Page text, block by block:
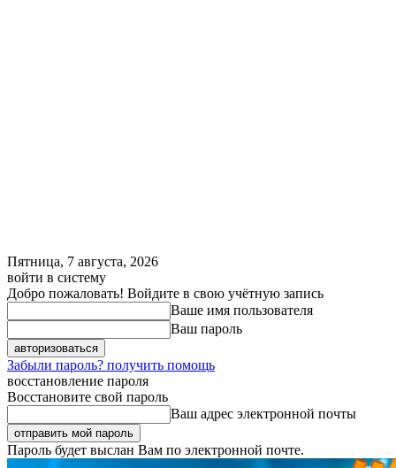
Пятница, 7 августа, 2026
войти в систему
Добро пожаловать! Войдите в свою учётную запись
Ваше имя пользователя
Ваш пароль
Забыли пароль? получить помощь
восстановление пароля
Восстановите свой пароль
Ваш адрес электронной почты
Пароль будет выслан Вам по электронной почте.